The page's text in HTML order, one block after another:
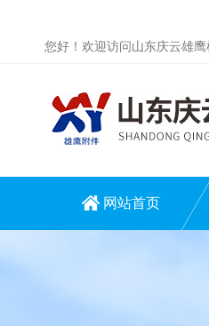
您好！欢迎访问山东庆云雄鹰
网站首页